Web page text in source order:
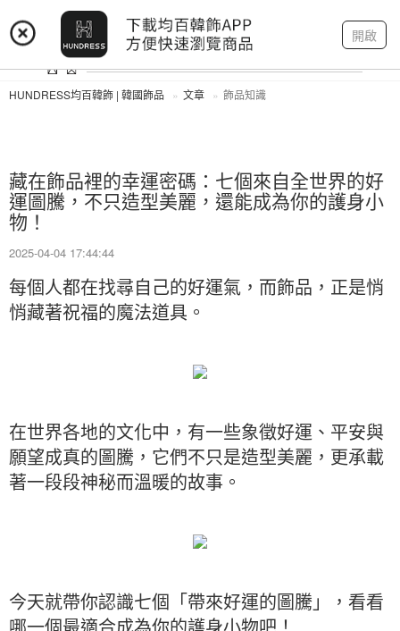
開啟
登入 註冊 我的帳戶
HUNDRESS均百韓飾 | 韓國飾品 文章 飾品知識
藏在飾品裡的幸運密碼：七個來自全世界的好
運圖騰，不只造型美麗，還能成為你的護身小
物！
2025-04-04 17:44:44
每個人都在找尋自己的好運氣，而飾品，正是悄
悄藏著祝福的魔法道具。
在世界各地的文化中，有一些象徵好運、平安與
願望成真的圖騰，它們不只是造型美麗，更承載
著一段段神秘而溫暖的故事。
今天就帶你認識七個「帶來好運的圖騰」，看看